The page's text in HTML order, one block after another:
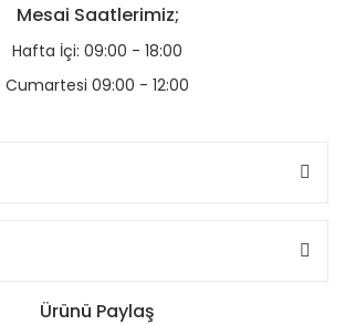
Mesai Saatlerimiz;
Hafta İçi: 09:00 - 18:00
Cumartesi 09:00 - 12:00
Ürünü Paylaş